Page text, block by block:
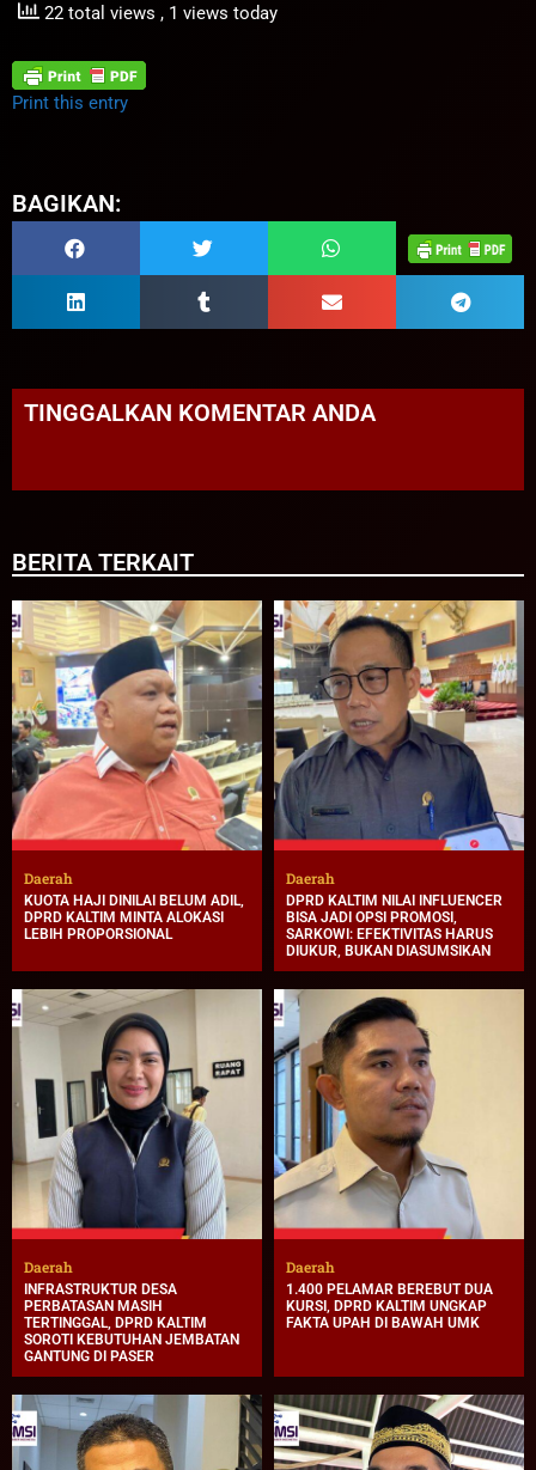
22 total views , 1 views today
Print this entry
BAGIKAN:
TINGGALKAN KOMENTAR ANDA
BERITA TERKAIT
Daerah
KUOTA HAJI DINILAI BELUM ADIL,
DPRD KALTIM MINTA ALOKASI
LEBIH PROPORSIONAL
Daerah
DPRD KALTIM NILAI INFLUENCER
BISA JADI OPSI PROMOSI,
SARKOWI: EFEKTIVITAS HARUS
DIUKUR, BUKAN DIASUMSIKAN
Daerah
INFRASTRUKTUR DESA
PERBATASAN MASIH
TERTINGGAL, DPRD KALTIM
SOROTI KEBUTUHAN JEMBATAN
GANTUNG DI PASER
Daerah
1.400 PELAMAR BEREBUT DUA
KURSI, DPRD KALTIM UNGKAP
FAKTA UPAH DI BAWAH UMK